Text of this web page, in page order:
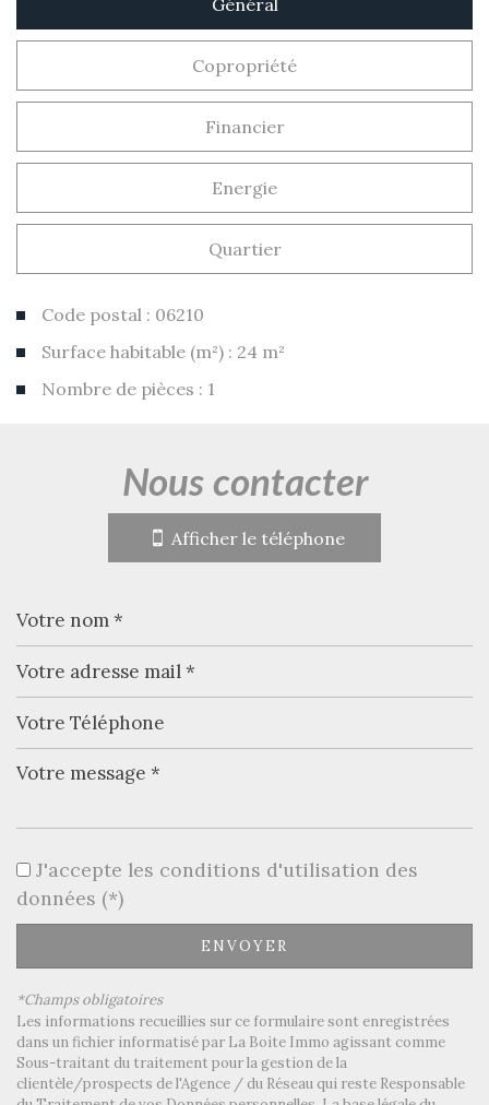
Général
Copropriété
Financier
Energie
Quartier
Code postal : 06210
Surface habitable (m²) : 24 m²
Nombre de pièces : 1
Bar
Collège
École primaire
Bureau de poste
Mairie
nous contacter
Afficher le téléphone
J'accepte les conditions d'utilisation des
données (*)
ENVOYER
*Champs obligatoires
Les informations recueillies sur ce formulaire sont enregistrées
dans un fichier informatisé par La Boite Immo agissant comme
Sous-traitant du traitement pour la gestion de la
clientèle/prospects de l'Agence / du Réseau qui reste Responsable